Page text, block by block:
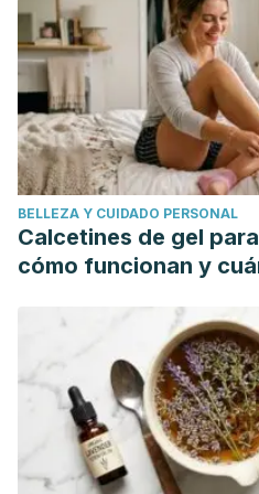
aliviar-los-problemas-
Luengo, P. (2004). Los
farmacológicas , cosméticas
Farmaceutico Fitoterapia
,23,
https://doi.org/10.1117/
BELLEZA Y CUIDADO PERSONAL
Calcetines de gel
cómo funcionan y